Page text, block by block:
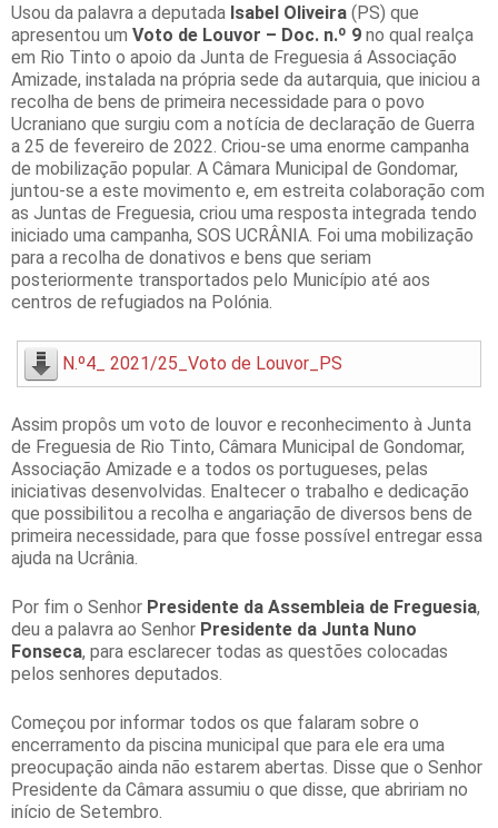
Usou da palavra a deputada Isabel Oliveira (PS) que
apresentou um Voto de Louvor – Doc. n.º 9 no qual realça
em Rio Tinto o apoio da Junta de Freguesia á Associação
Amizade, instalada na própria sede da autarquia, que iniciou a
recolha de bens de primeira necessidade para o povo
Ucraniano que surgiu com a notícia de declaração de Guerra
a 25 de fevereiro de 2022. Criou-se uma enorme campanha
de mobilização popular. A Câmara Municipal de Gondomar,
juntou-se a este movimento e, em estreita colaboração com
as Juntas de Freguesia, criou uma resposta integrada tendo
iniciado uma campanha, SOS UCRÂNIA. Foi uma mobilização
para a recolha de donativos e bens que seriam
posteriormente transportados pelo Município até aos
centros de refugiados na Polónia.
N.º4_ 2021/25_Voto de Louvor_PS
Assim propôs um voto de louvor e reconhecimento à Junta
de Freguesia de Rio Tinto, Câmara Municipal de Gondomar,
Associação Amizade e a todos os portugueses, pelas
iniciativas desenvolvidas. Enaltecer o trabalho e dedicação
que possibilitou a recolha e angariação de diversos bens de
primeira necessidade, para que fosse possível entregar essa
ajuda na Ucrânia.
Por fim o Senhor Presidente da Assembleia de Freguesia,
deu a palavra ao Senhor Presidente da Junta Nuno
Fonseca, para esclarecer todas as questões colocadas
pelos senhores deputados.
Começou por informar todos os que falaram sobre o
encerramento da piscina municipal que para ele era uma
preocupação ainda não estarem abertas. Disse que o Senhor
Presidente da Câmara assumiu o que disse, que abririam no
início de Setembro.